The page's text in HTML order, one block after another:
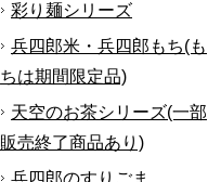
彩り麺シリーズ
兵四郎米・兵四郎もち(も
ちは期間限定品)
天空のお茶シリーズ(一部
販売終了商品あり)
兵四郎のすりごま